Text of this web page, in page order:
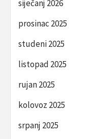
siječanj 2026
prosinac 2025
studeni 2025
listopad 2025
rujan 2025
kolovoz 2025
srpanj 2025